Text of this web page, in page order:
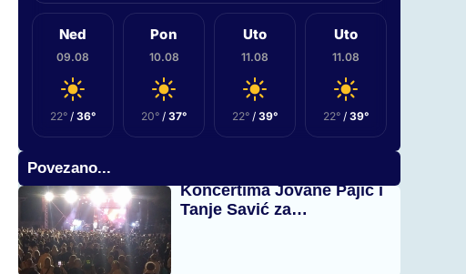
Ned
09.08
22°/ 36°
Pon
10.08
20°/ 37°
Uto
11.08
22°/ 39°
Uto
11.08
22°/ 39°
Povezano...
Koncertima Jovane Pajić i
Tanje Savić za…